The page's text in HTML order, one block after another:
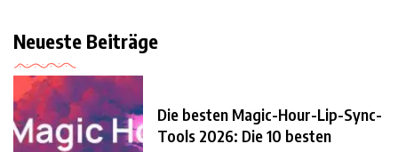
Neueste Beiträge
Die besten Magic-Hour-Lip-Sync-
Tools 2026: Die 10 besten